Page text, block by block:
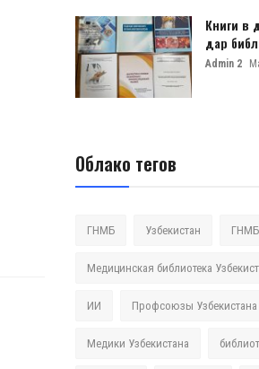
Книги в
дар
Admin 2
Облако тегов
ГНМБ Узбекистан
Медицинская библиотека
ИИ Профсоюзы Узбекистана
Медики Узбекистана